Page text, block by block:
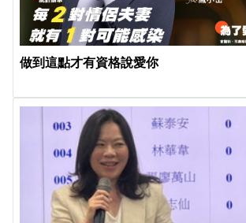
做到這點才有資格說愛你